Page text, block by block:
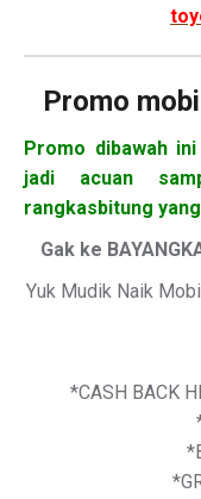
Promo
Promo dibawah
jadi acuan
rangkasbitung
Gak ke
Yuk Mudik Naik
*CASH BACK